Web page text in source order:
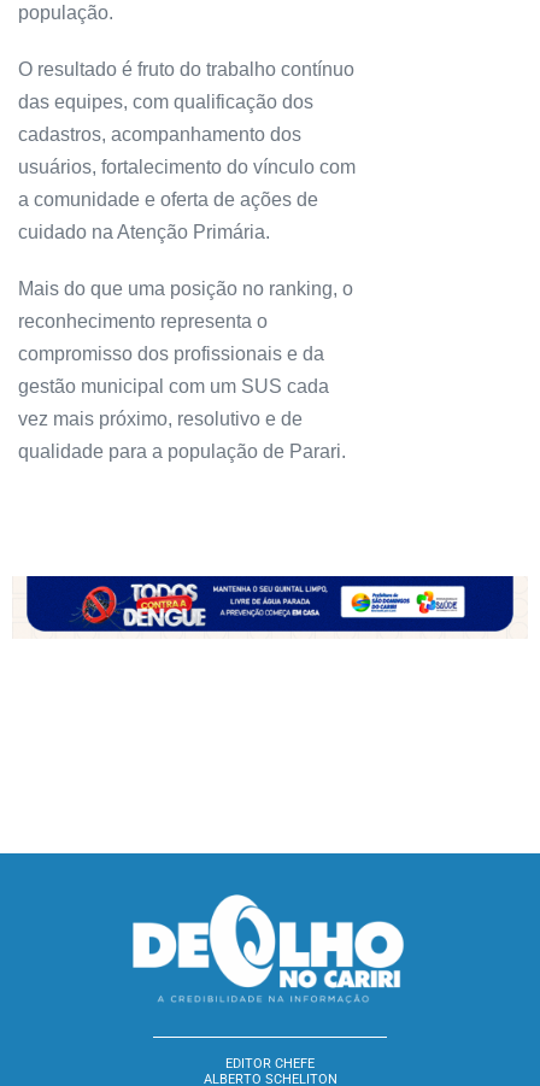
população.
O resultado é fruto do trabalho contínuo
das equipes, com qualificação dos
cadastros, acompanhamento dos
usuários, fortalecimento do vínculo com
a comunidade e oferta de ações de
cuidado na Atenção Primária.
Mais do que uma posição no ranking, o
reconhecimento representa o
compromisso dos profissionais e da
gestão municipal com um SUS cada
vez mais próximo, resolutivo e de
qualidade para a população de Parari.
EDITOR CHEFE
ALBERTO SCHELITON